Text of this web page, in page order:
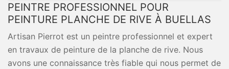
PEINTRE PROFESSIONNEL POUR
PEINTURE PLANCHE DE RIVE À BUELLAS
Artisan Pierrot est un peintre professionnel et expert
en travaux de peinture de la planche de rive. Nous
avons une connaissance très fiable qui nous permet de